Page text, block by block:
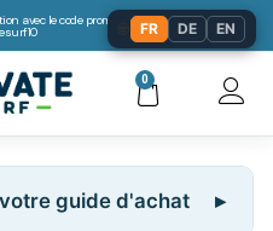
avec le code promo:
0
guide d'achat
FR DE EN